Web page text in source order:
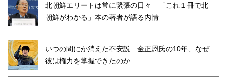
北朝鮮エリートは常に緊張の日々 「これ１冊で北
朝鮮がわかる」本の著者が語る内情
いつの間にか消えた不安説 金正恩氏の10年、なぜ
彼は権力を掌握できたのか